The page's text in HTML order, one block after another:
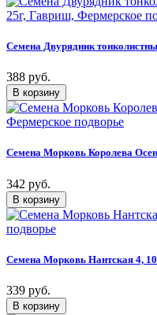
Семена Двурядник
388 руб.
Семена Морковь Королева
342 руб.
Семена Морковь Нантская 4,
339 руб.